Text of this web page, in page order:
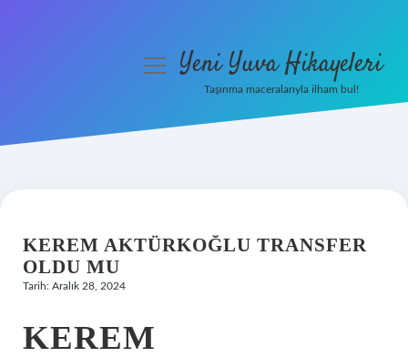
Hakkımızda
menüyüYeni Yuva Hikayeleri
Taşınma maceralarıyla ilham bul!
KEREM AKTÜRKOĞLU TRANSFER
OLDU MU
Tarih: Aralık 28, 2024
KEREM